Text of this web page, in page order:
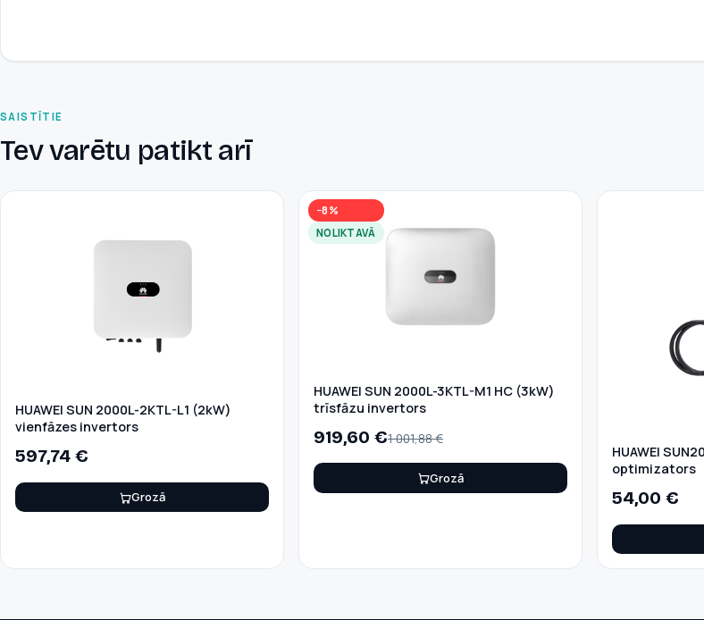
SAISTĪTIE
Tev varētu patikt arī
HUAWEI SUN 2000L-2KTL-L1 (2kW)
vienfāzes invertors
597,74 €
Grozā
−8%
NOLIKTAVĀ
HUAWEI SUN 2000L-3KTL-M1 HC (3kW)
trīsfāzu invertors
919,60 €1 001,88€
Grozā
HUAWEI
optimizators
54,00 €